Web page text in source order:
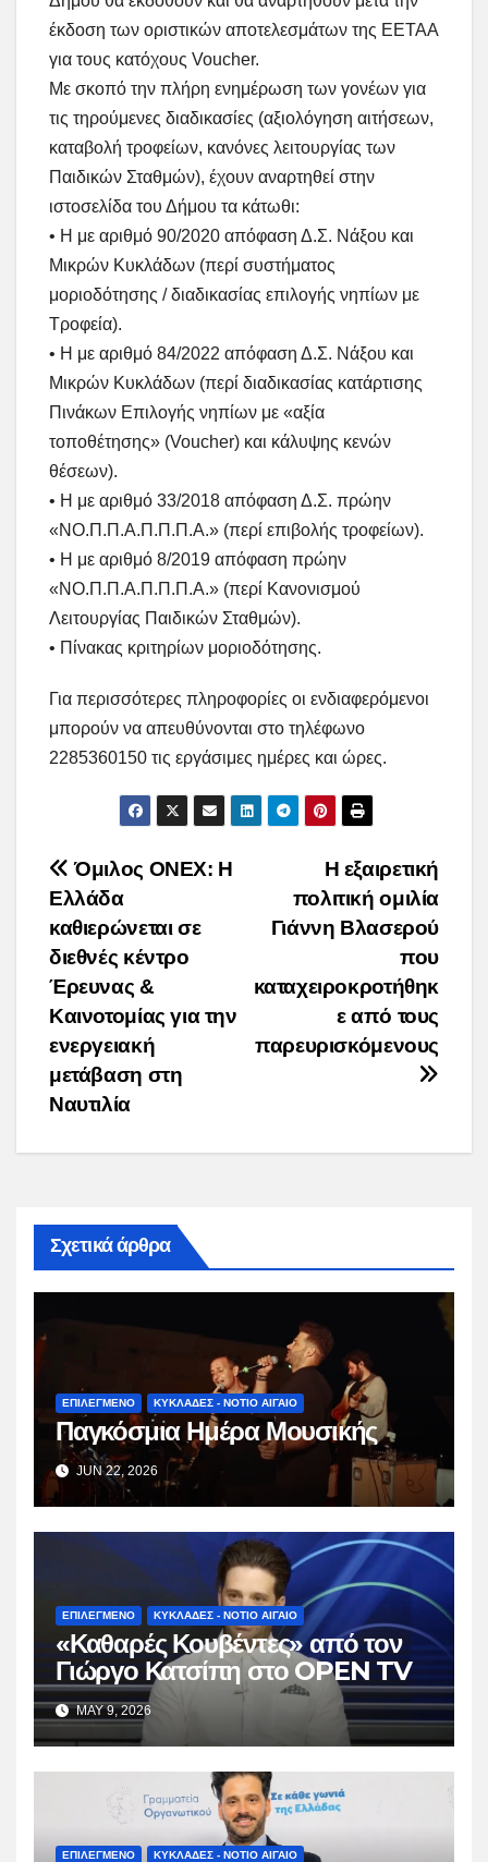
έκδοση των οριστικών αποτελεσμάτων της ΕΕΤΑΑ
για τους κατόχους Voucher.
Με σκοπό την πλήρη ενημέρωση των γονέων για
τις τηρούμενες διαδικασίες (αξιολόγηση αιτήσεων,
καταβολή τροφείων, κανόνες λειτουργίας των
Παιδικών Σταθμών), έχουν αναρτηθεί στην
ιστοσελίδα του Δήμου τα κάτωθι:
• Η με αριθμό 90/2020 απόφαση Δ.Σ. Νάξου και
Μικρών Κυκλάδων (περί συστήματος
μοριοδότησης / διαδικασίας επιλογής νηπίων με
Τροφεία).
• Η με αριθμό 84/2022 απόφαση Δ.Σ. Νάξου και
Μικρών Κυκλάδων (περί διαδικασίας κατάρτισης
Πινάκων Επιλογής νηπίων με «αξία
τοποθέτησης» (Voucher) και κάλυψης κενών
θέσεων).
• Η με αριθμό 33/2018 απόφαση Δ.Σ. πρώην
«ΝΟ.Π.Π.Α.Π.Π.Π.Α.» (περί επιβολής τροφείων).
• Η με αριθμό 8/2019 απόφαση πρώην
«ΝΟ.Π.Π.Α.Π.Π.Π.Α.» (περί Κανονισμού
Λειτουργίας Παιδικών Σταθμών).
• Πίνακας κριτηρίων μοριοδότησης.
Για περισσότερες πληροφορίες οι ενδιαφερόμενοι
μπορούν να απευθύνονται στο τηλέφωνο
2285360150 τις εργάσιμες ημέρες και ώρες.
Post
navigation
Η εξαιρετική
πολιτική ομιλία
Γιάννη Βλασερού
που
καταχειροκροτήθηκ
ε από τους
παρευρισκόμενους
Όμιλος ONEX: H
Ελλάδα
καθιερώνεται σε
διεθνές κέντρο
Έρευνας &
Καινοτομίας για την
ενεργειακή
μετάβαση στη
Ναυτιλία
Σχετικά άρθρα
ΕΠΙΛΕΓΜΕΝΟ ΚΥΚΛΑΔΕΣ - ΝΟΤΙΟ ΑΙΓΑΙΟ
Παγκόσμια Ημέρα Μουσικής
JUN 22, 2026
ΕΠΙΛΕΓΜΕΝΟ ΚΥΚΛΑΔΕΣ - ΝΟΤΙΟ ΑΙΓΑΙΟ
«Καθαρές Κουβέντες» από τον
Γιώργο Κατσίπη στο OPEN TV
MAY 9, 2026
ΕΠΙΛΕΓΜΕΝΟ ΚΥΚΛΑΔΕΣ - ΝΟΤΙΟ ΑΙΓΑΙΟ